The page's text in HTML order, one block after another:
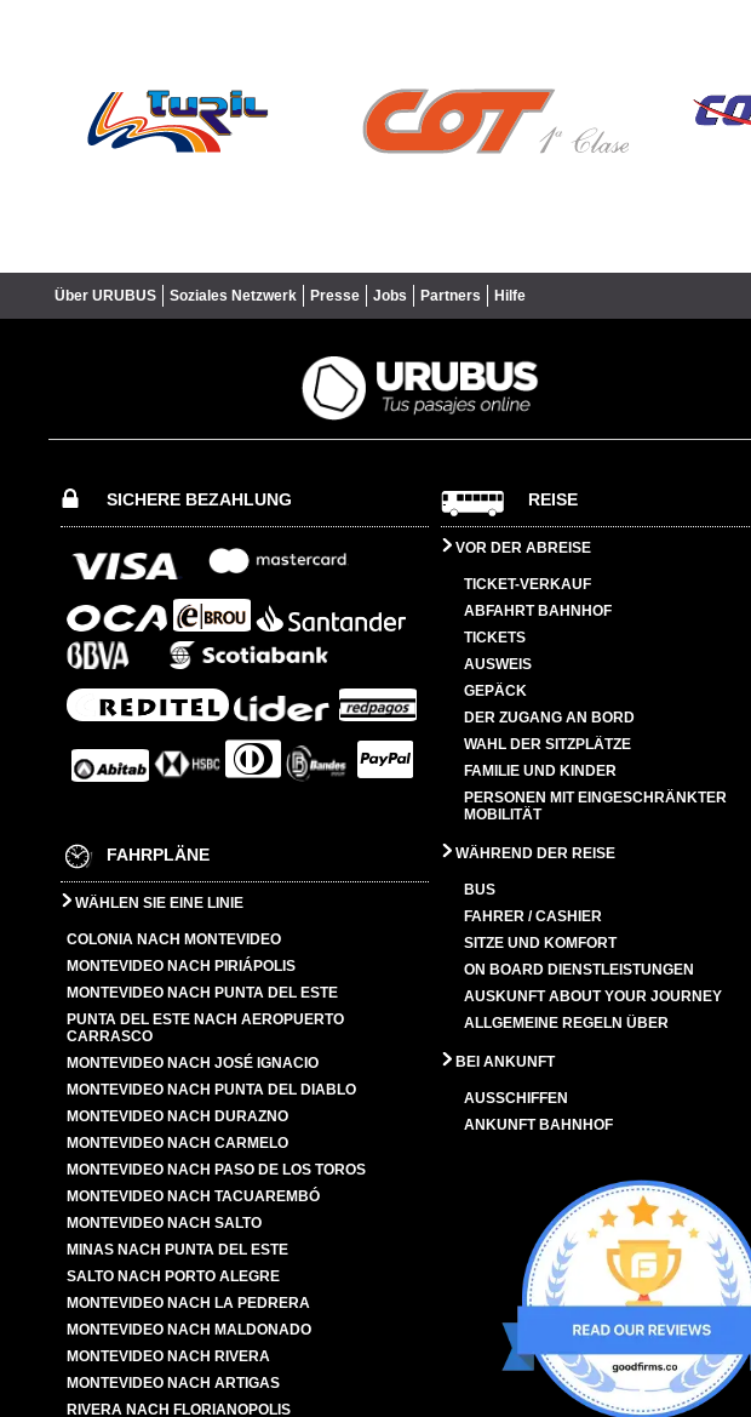
Über URUBUS Soziales Netzwerk Presse Jobs Partners Hilfe
SICHERE BEZAHLUNG
FAHRPLÄNE
WÄHLEN SIE EINE LINIE
COLONIA NACH MONTEVIDEO
MONTEVIDEO NACH PIRIÁPOLIS
MONTEVIDEO NACH PUNTA DEL ESTE
PUNTA DEL ESTE NACH AEROPUERTO
CARRASCO
MONTEVIDEO NACH JOSÉ IGNACIO
MONTEVIDEO NACH PUNTA DEL DIABLO
MONTEVIDEO NACH DURAZNO
MONTEVIDEO NACH CARMELO
MONTEVIDEO NACH PASO DE LOS TOROS
MONTEVIDEO NACH TACUAREMBÓ
MONTEVIDEO NACH SALTO
MINAS NACH PUNTA DEL ESTE
SALTO NACH PORTO ALEGRE
MONTEVIDEO NACH LA PEDRERA
MONTEVIDEO NACH MALDONADO
MONTEVIDEO NACH RIVERA
MONTEVIDEO NACH ARTIGAS
RIVERA NACH FLORIANOPOLIS
REISE
VOR DER ABREISE
TICKET-VERKAUF
ABFAHRT BAHNHOF
TICKETS
AUSWEIS
GEPÄCK
DER ZUGANG AN BORD
WAHL DER SITZPLÄTZE
FAMILIE UND KINDER
PERSONEN MIT EINGESCHRÄNKTER
MOBILITÄT
WÄHREND DER REISE
BUS
FAHRER / CASHIER
SITZE UND KOMFORT
ON BOARD DIENSTLEISTUNGEN
AUSKUNFT ABOUT YOUR JOURNEY
ALLGEMEINE REGELN ÜBER
BEI ANKUNFT
AUSSCHIFFEN
ANKUNFT BAHNHOF